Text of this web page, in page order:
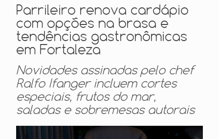
Parrileiro renova cardápio
com opções na brasa e
tendências gastronômicas
em Fortaleza
Novidades assinadas pelo chef
Ralfo Ifanger incluem cortes
especiais, frutos do mar,
saladas e sobremesas autorais